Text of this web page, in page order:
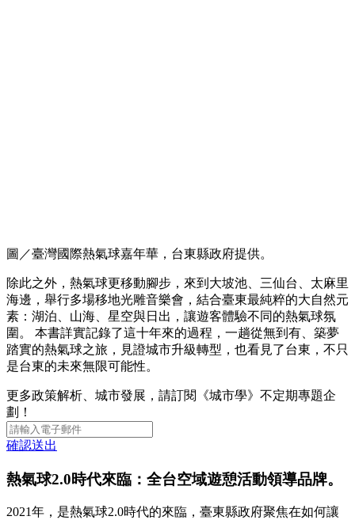
圖／臺灣國際熱氣球嘉年華，台東縣政府提供。
除此之外，熱氣球更移動腳步，來到大坡池、三仙台、太麻里
海邊，舉行多場移地光雕音樂會，結合臺東最純粹的大自然元
素：湖泊、山海、星空與日出，讓遊客體驗不同的熱氣球氛
圍。 本書詳實記錄了這十年來的過程，一趟從無到有、築夢
踏實的熱氣球之旅，見證城市升級轉型，也看見了台東，不只
是台東的未來無限可能性。
更多政策解析、城市發展，請訂閱《城市學》不定期專題企
劃！
確認送出
熱氣球2.0時代來臨：全台空域遊憩活動領導品牌。
2021年，是熱氣球2.0時代的來臨，臺東縣政府聚焦在如何讓